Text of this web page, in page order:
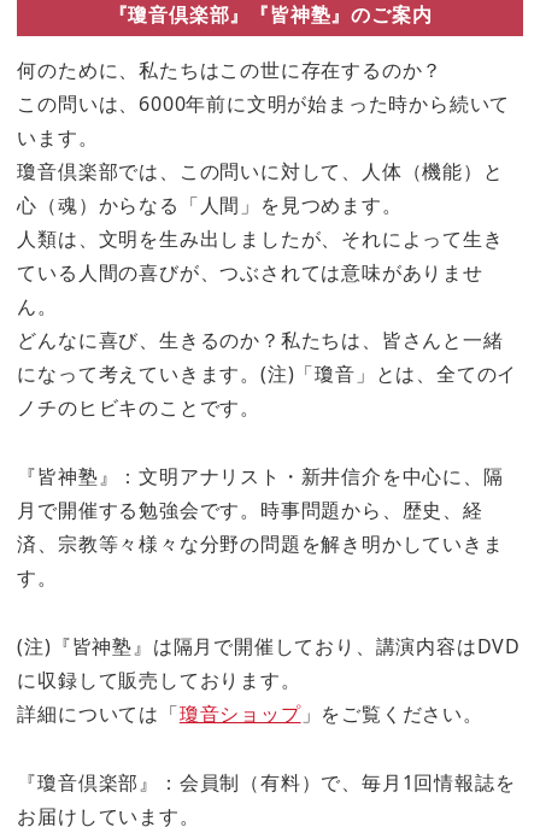
『瓊音倶楽部』『皆神塾』のご案内
何のために、私たちはこの世に存在するのか？
この問いは、6000年前に文明が始まった時から続いて
います。
瓊音倶楽部では、この問いに対して、人体（機能）と
心（魂）からなる「人間」を見つめます。
人類は、文明を生み出しましたが、それによって生き
ている人間の喜びが、つぶされては意味がありませ
ん。
どんなに喜び、生きるのか？私たちは、皆さんと一緒
になって考えていきます。(注)「瓊音」とは、全てのイ
ノチのヒビキのことです。
『皆神塾』：文明アナリスト・新井信介を中心に、隔
月で開催する勉強会です。時事問題から、歴史、経
済、宗教等々様々な分野の問題を解き明かしていきま
す。
(注)『皆神塾』は隔月で開催しており、講演内容はDVD
に収録して販売しております。
詳細については「瓊音ショップ」をご覧ください。
『瓊音倶楽部』：会員制（有料）で、毎月1回情報誌を
お届けしています。